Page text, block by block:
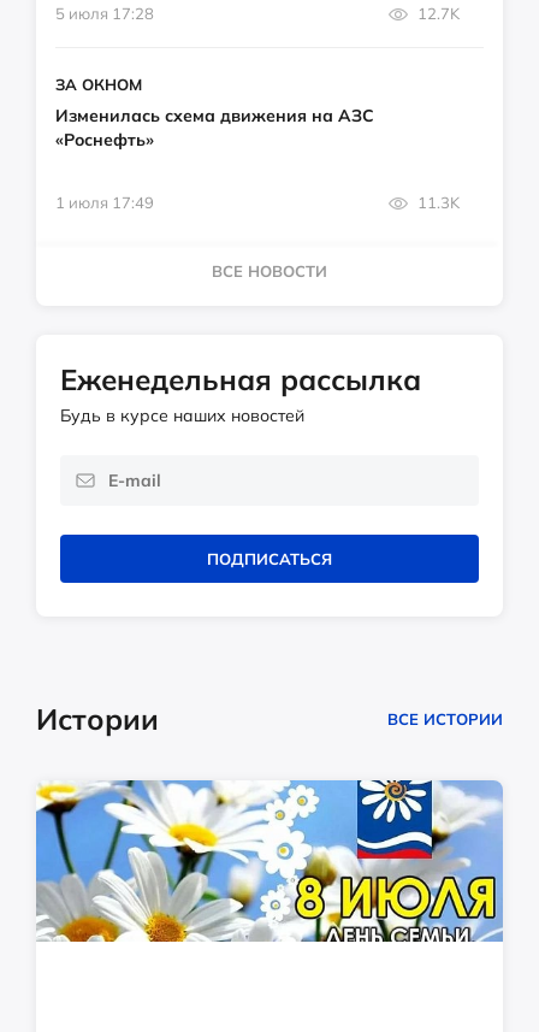
5 июля 17:28 12.7K
ЗА ОКНОМ
Изменилась схема движения на АЗС
«Роснефть»
1 июля 17:49 11.3K
ВСЕ НОВОСТИ
Еженедельная рассылка
Будь в курсе наших новостей
ПОДПИСАТЬСЯ
Истории ВСЕ ИСТОРИИ